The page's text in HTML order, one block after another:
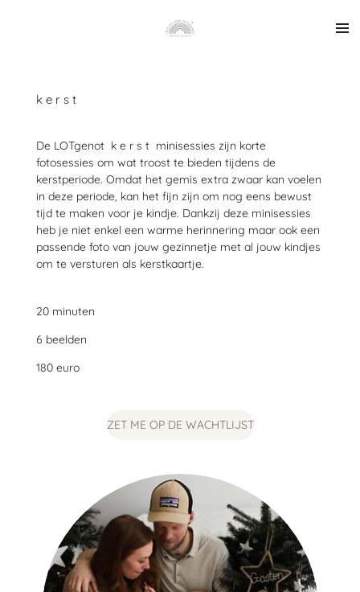
k e r s t
De LOTgenot k e r s t minisessies zijn korte
fotosessies om wat troost te bieden tijdens de
kerstperiode. Omdat het gemis extra zwaar kan voelen
in deze periode, kan het fijn zijn om nog eens bewust
tijd te maken voor je kindje. Dankzij deze minisessies
heb je niet enkel een warme herinnering maar ook een
passende foto van jouw gezinnetje met al jouw kindjes
om te versturen als kerstkaartje.
20 minuten
6 beelden
180 euro
ZET ME OP DE WACHTLIJST